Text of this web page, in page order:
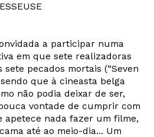
a participar numa
em que sete realizadoras
pecados mortais (“Seven
sendo que à cineasta belga
não podia deixar de ser,
vontade de cumprir com
apetece nada fazer um filme,
até ao meio-dia... Um